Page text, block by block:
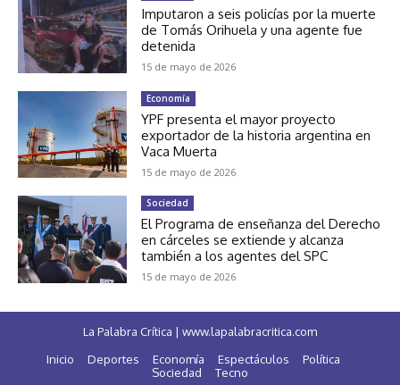
Imputaron a seis policías por la muerte
de Tomás Orihuela y una agente fue
detenida
15 de mayo de 2026
Economía
YPF presenta el mayor proyecto
exportador de la historia argentina en
Vaca Muerta
15 de mayo de 2026
Sociedad
El Programa de enseñanza del Derecho
en cárceles se extiende y alcanza
también a los agentes del SPC
15 de mayo de 2026
La Palabra Crítica | www.lapalabracritica.com
Inicio
Deportes Economía Espectáculos
Política
Sociedad
Tecno